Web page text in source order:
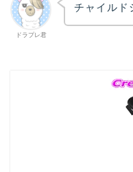
ドラプレ君
チャイルド